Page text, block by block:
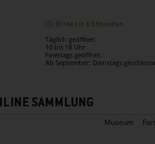
Öffnet in 13 Stunden.
Täglich geöffnet:
10 bis 18 Uhr
Feiertags geöffnet.
Ab September: Dienstags
SAMMLUNG
Museum